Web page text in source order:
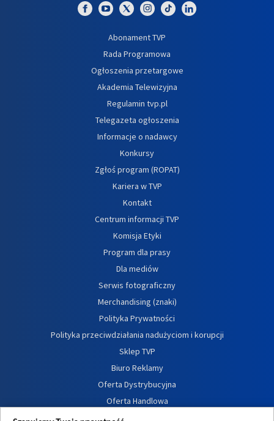
Abonament TVP
Rada Programowa
Ogłoszenia przetargowe
Akademia Telewizyjna
Regulamin tvp.pl
Telegazeta ogłoszenia
Informacje o nadawcy
Konkursy
Zgłoś program (ROPAT)
Kariera w TVP
Kontakt
Centrum informacji TVP
Komisja Etyki
Program dla prasy
Dla mediów
Serwis fotograficzny
Merchandising (znaki)
Polityka Prywatności
Polityka przeciwdziałania nadużyciom i korupcji
Sklep TVP
Biuro Reklamy
Oferta Dystrybucyjna
Oferta Handlowa
Dostępność